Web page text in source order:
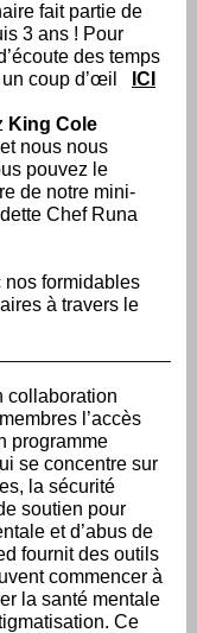
fait partie de
3 ans ! Pour
des temps
coup d’œil
ICI
King Cole
nous nous
pouvez le
de notre mini-
Chef Runa
nos formidables
à travers le
collaboration
l’accès
programme
se concentre sur
la sécurité
soutien pour
et d’abus de
fournit des outils
commencer à
la santé mentale
Ce